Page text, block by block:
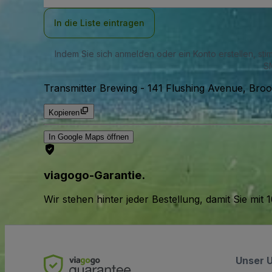
In die Liste eintragen
Indem Sie sich anmelden oder ein Konto erstellen,
Transmitter Brewing - 141 Flushing Avenue,
Kopieren
In Google Maps öffnen
viagogo-Garantie.
Wir stehen hinter jeder Bestellung, damit Sie
Unser